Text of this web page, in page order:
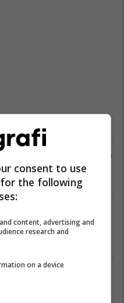
atmosferën e magjishme
Sheshin Skënderbeu
2016
zyrtare (Foto)
consent to use
the following
content, advertising and
research and
on a device